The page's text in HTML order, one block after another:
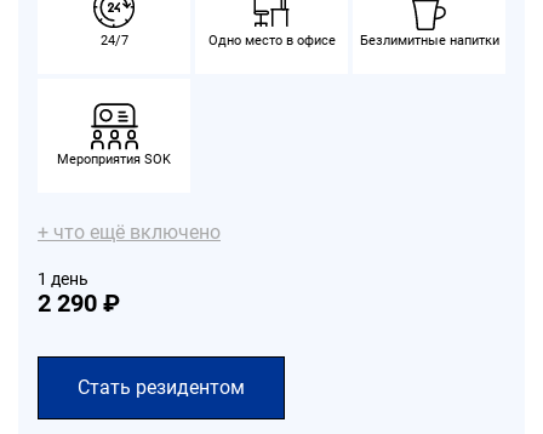
24/7 Одно место в офисе Безлимитные напитки
Мероприятия SOK
+ что ещё включено
1 день
2 290 ₽
Стать резидентом